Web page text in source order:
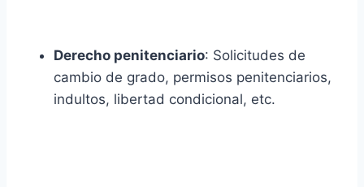
Derecho penitenciario: Solicitudes de
cambio de grado, permisos penitenciarios,
indultos, libertad condicional, etc.